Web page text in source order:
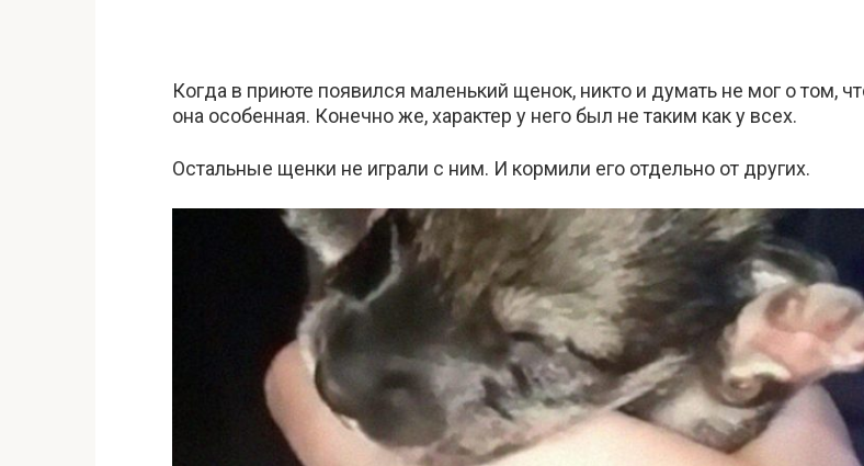
Когда в приюте появился маленький щенок, никто и думать не мог о том,
она особенная. Конечно же, характер у него был не таким как у всех.
Остальные щенки не играли с ним. И кормили его отдельно от других.